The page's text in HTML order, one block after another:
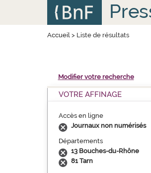
Accueil> Liste de résultats
Modifier votre recherche
VOTRE AFFINAGE
Accès en ligne
Journaux non numérisés
Départements
13 Bouches-du-Rhône
81 Tarn
Panneau de gestion des cookies